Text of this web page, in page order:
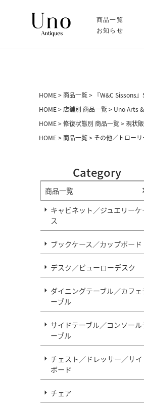
商品一覧
お知らせ
HOME 商品一覧
『W&C Sissons
HOME
店舗別 商品一覧 Uno Arts
HOME
修復状態別 商品一覧 現状
HOME
商品一覧 その他／トロー
Category
商品一覧
キャビネット／ジュエリーケ
ス
ブックケース／カップボード
デスク／ビューローデスク
ダイニングテーブル／カフェ
ーブル
サイドテーブル／コンソール
ーブル
チェスト／ドレッサー／サイ
ボード
チェア